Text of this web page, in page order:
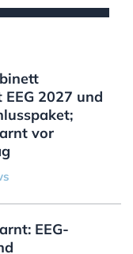
2027 und
vor
EEG-